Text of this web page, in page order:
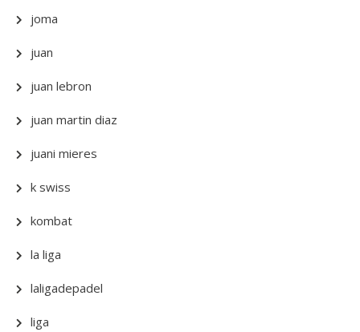
joma
juan
juan lebron
juan martin diaz
juani mieres
k swiss
kombat
la liga
laligadepadel
liga